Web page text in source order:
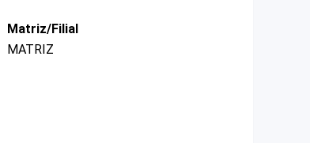
Matriz/Filial
MATRIZ